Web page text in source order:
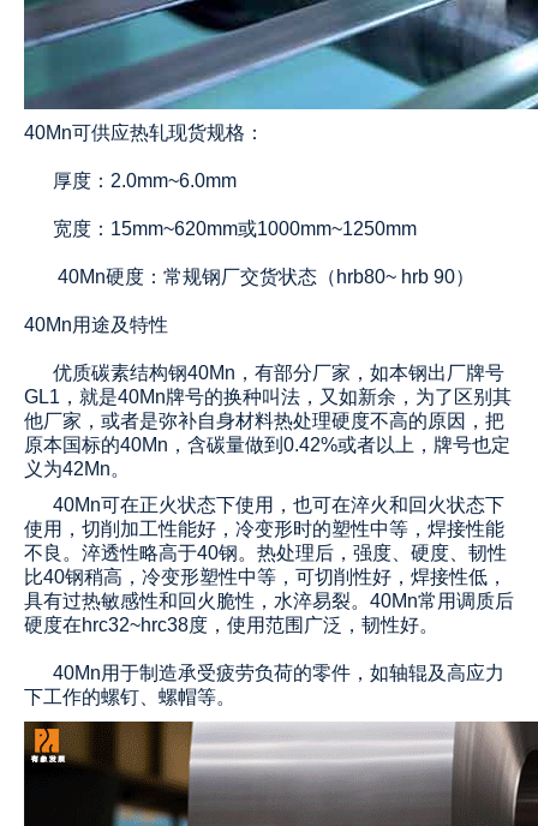
40Mn可供应热轧现货规格：
厚度：2.0mm~6.0mm
宽度：15mm~620mm或1000mm~1250mm
40Mn硬度：常规钢厂交货状态（hrb80~ hrb 90）
40Mn用途及特性
优质碳素结构钢40Mn，有部分厂家，如本钢出厂牌号
GL1，就是40Mn牌号的换种叫法，又如新余，为了区别其
他厂家，或者是弥补自身材料热处理硬度不高的原因，把
原本国标的40Mn，含碳量做到0.42%或者以上，牌号也定
义为42Mn。
40Mn可在正火状态下使用，也可在淬火和回火状态下
使用， 切削加工性能好，冷变形时的塑性中等，焊接性能
不良。淬透性略高于40钢。热处理后，强度
硬度
韧性
比40钢稍高，冷变形塑性中等，可切削性好，焊接性低，
具有过热敏感性和回火脆性，水淬易裂。40Mn常用调质后
硬度在hrc32~hrc38度，使用范围广泛，韧性好。
40Mn用于制造承受疲劳负荷的零件，如轴辊及高应力
下工作的螺钉、螺帽等。